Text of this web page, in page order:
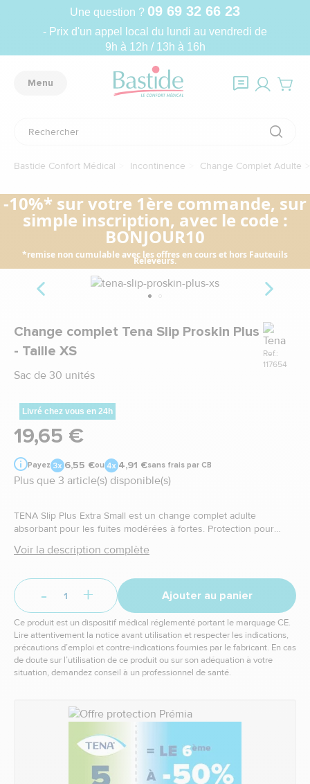
Une question ? 09 69 32 66 23
- Prix d'un appel local du lundi au vendredi de
9h à 12h / 13h à 16h
Menu
Bastide Confort Médical Incontinence Change Complet Adulte
-10%* sur votre 1ère commande, sur
simple inscription, avec le code :
BONJOUR10
*remise non cumulable avec les offres en cours et hors Fauteuils
Releveurs.
Change complet Tena Slip Proskin Plus
- Taille XS
Sac de 30 unités
Marque
Ref.:
117654
Livré chez vous en 24h
19,65 €
Payez 6,55 €ou 4,91 €sans frais par CB
Plus que 3 article(s) disponible(s)
TENA Slip Plus Extra Small est un change complet adulte
absorbant pour les fuites modérées à fortes. Protection pour
Voir la description complète
- + Ajouter au panier
Ce produit est un dispositif médical réglementé portant le marquage CE.
Lire attentivement la notice avant utilisation et respecter les indications,
précautions d’emploi et contre-indications fournies par le fabricant. En cas
de doute sur l’utilisation de ce produit ou sur son adéquation à votre
situation, demandez conseil à un professionnel de santé.